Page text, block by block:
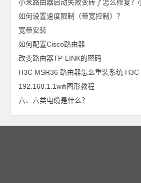
如何设置速度限制（带宽控制）？
宽带安装
如何配置Cisco路由器
改变路由器TP-LINK的密码
192.168.1.1wifi图形教程
六、六类电缆是什么？